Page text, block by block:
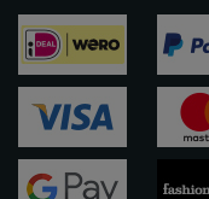
ideal paypal
visa